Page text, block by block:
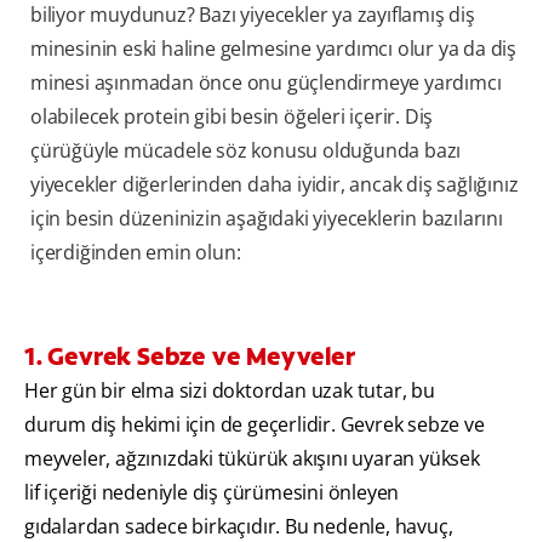
biliyor muydunuz? Bazı yiyecekler ya zayıflamış diş
minesinin eski haline gelmesine yardımcı olur ya da diş
minesi aşınmadan önce onu güçlendirmeye yardımcı
olabilecek protein gibi besin öğeleri içerir. Diş
çürüğüyle mücadele söz konusu olduğunda bazı
yiyecekler diğerlerinden daha iyidir, ancak diş sağlığınız
için besin düzeninizin aşağıdaki yiyeceklerin bazılarını
içerdiğinden emin olun:
1. Gevrek Sebze ve Meyveler
Her gün bir elma sizi doktordan uzak tutar, bu
durum diş hekimi için de geçerlidir. Gevrek sebze ve
meyveler, ağzınızdaki tükürük akışını uyaran yüksek
lif içeriği nedeniyle diş çürümesini önleyen
gıdalardan sadece birkaçıdır. Bu nedenle, havuç,